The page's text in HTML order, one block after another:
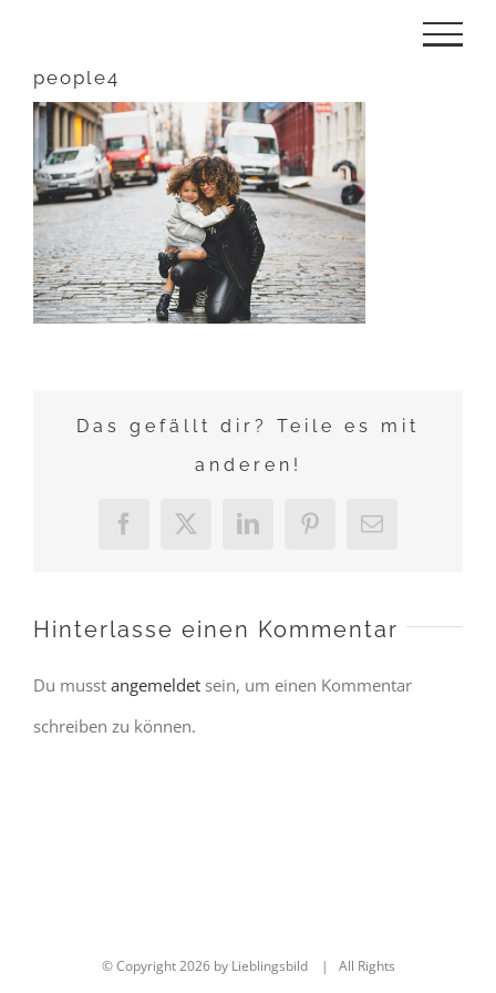
springen
people4
Das gefällt dir? Teile es mit
anderen!
Facebook
X LinkedInPinterest
E-
Hinterlasse einen Kommentar
Du musst angemeldet sein, um einen Kommentar
schreiben zu können.
© Copyright2026 by Lieblingsbild | All Rights